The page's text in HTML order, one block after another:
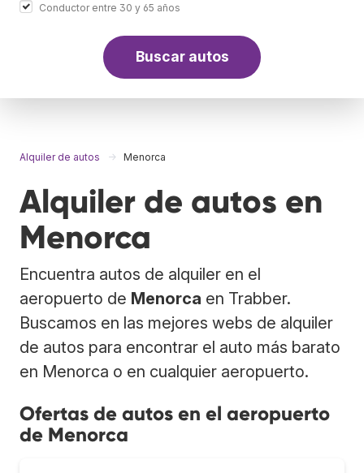
Conductor entre 30 y 65 años
Buscar autos
Alquiler de autos Menorca
Alquiler de autos en
Menorca
Encuentra autos de alquiler en el
aeropuerto de Menorca en Trabber.
Buscamos en las mejores webs de alquiler
de autos para encontrar el auto más barato
en Menorca o en cualquier aeropuerto.
Ofertas de autos en el aeropuerto
de Menorca